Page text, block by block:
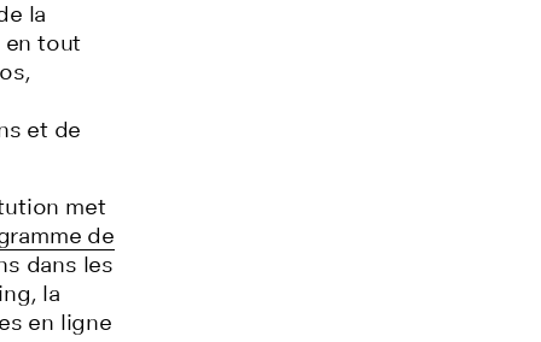
la
en tout
et de
met
de
dans les
la
en ligne